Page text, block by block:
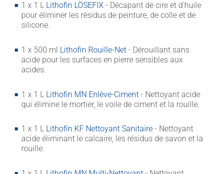
1 x 1 L Lithofin LÖSEFIX- Décapant de cire et d'huile
pour éliminer les résidus de peinture, de colle et de
silicone.
1 x 500 ml Lithofin Rouille-Net- Dérouillant sans
acide pour les surfaces en pierre sensibles aux
acides.
1 x 1 L Lithofin MN Enlève-Ciment- Nettoyant acide
qui élimine le mortier, le voile de ciment et la rouille.
1 x 1 L Lithofin KF Nettoyant Sanitaire- Nettoyant
acide éliminant le calcaire, les résidus de savon et la
rouille.